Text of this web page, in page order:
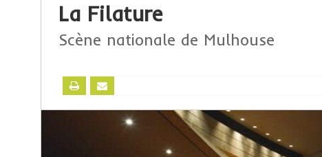
La Filature
Scène nationale de Mulhouse